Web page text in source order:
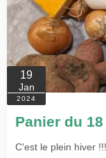
19
Jan
2024
Panier du
C'est le plein hiver